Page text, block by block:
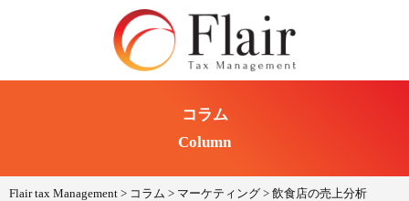
コラム
Column
Flair tax Management > コラム > マーケティング > 飲食店の売上分析